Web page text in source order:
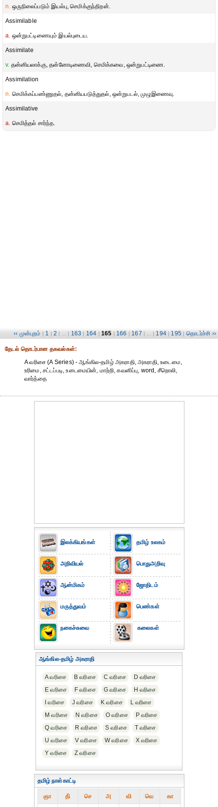
n. ஒருநிலைப்படும் இயல்பு, செமிக்குந்திறன்.
Assimilable
a. ஒன்றுபட்டிணையும் இயல்புடைய.
Assimilate
v. தன்னியலாக்கு, தன்னோடிணைவி, செமிக்கவை, ஒன்றுபட்டிணை.
Assimilation
n. செமிக்கப்பண்ணுதல், தன்னியபடுத்துதல், ஒன்றுபடல், முழுஇணைவு.
Assimilative
a. செமித்தல் சார்ந்த.
‹‹ முன்புறம் | 1 | 2 | ... | 163 | 164 | 165 | 166 | 167 | ... | 194 | 195 | தொடர்ச்சி ››
தேட‌ல் தொட‌ர்பான தகவ‌ல்க‌ள்:
A வரிசை (A Series) - ஆங்கில-தமிழ் அகராதி, அகராதி, உடைமை,
உரிமை, சட்டப்படி, உடைமையின், மாற்றி, கவனிப்பு, word, சீறொலி,
வார்த்தை
இலக்கியங்கள்
அறிவியல்
ஆன்மிகம்
மருத்துவம்
நகைச்சுவை
தமிழ் உலகம்
பொதுஅறிவு
ஜோதிடம்
பெண்கள்
கலைகள்
ஆங்கில-தமிழ் அகராதி
A வரிசை B வரிசை C வரிசை
D வரிசை
E வரிசை
F வரிசை G வரிசை
H வரிசை
I வரிசை
J வரிசை K வரிசை
L வரிசை
M வரிசை
N வரிசை O வரிசை
P வரிசை
Q வரிசை
R வரிசை S வரிசை
T வரிசை
U வரிசை
V வரிசை W வரிசை
X வரிசை
Y வரிசை
Z வரிசை
தமிழ் நாள்காட்டி
ஞா தி் செ அ வி வெ கா